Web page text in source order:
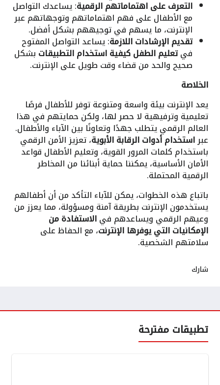
التعرف على اهتماماتهم الرقمية: يساعدك التواصل
مع الأطفال على فهم اهتماماتهم وتوجهاتهم عبر
الإنترنت، ما يسهم في توجيههم بشكل أفضل.
تقديم الإرشادات اللازمة: يساعد التواصل المفتوح
فيتعليم الطفل كيفية استخدام التطبيقات بشكل
صحيح والحد من قضاء وقت طويل على الإنترنت.
الخلاصة
يعد الإنترنت بيئة واسعة ومتنوعة توفر للأطفال فرصًا
تعليمية وترفيهية لا حصر لها، ولكن حمايتهم في هذا
العالم الرقمي يتطلب جهدًا وتعاونًا بين الآباء والأطفال.
عبراستخدام أدوات الرقابة الأبوية، تعزيز الأمن الرقمي
باستخدام كلمات المرور القوية، وتعليم الأطفال قواعد
الأمان الأساسية، يمكننا حماية أبنائنا من المخاطر
الرقمية المحتملة.
باتباع هذه الخطوات، يمكن للآباء التأكد من أن أطفالهم
يستخدمون الإنترنت بطريقة آمنة ومسؤولة، مما يعزز من
وعيهم الرقمي ويساعدهم فيالاستفادة من
الإمكانيات التي يوفرها الإنترنت، مع الحفاظ على
سلامتهم الشخصية.
شارك
تطبيقات مفترحة